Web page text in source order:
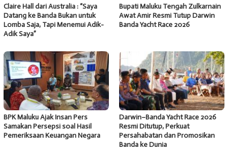
Claire Hall dari Australia : “Saya
Datang ke Banda Bukan untuk
Lomba Saja, Tapi Menemui Adik-
Adik Saya”
Bupati Maluku Tengah Zulkarnain
Awat Amir Resmi Tutup Darwin
Banda Yacht Race 2026
BPK Maluku Ajak Insan Pers
Samakan Persepsi soal Hasil
Pemeriksaan Keuangan Negara
Darwin–Banda Yacht Race 2026
Resmi Ditutup, Perkuat
Persahabatan dan Promosikan
Banda ke Dunia